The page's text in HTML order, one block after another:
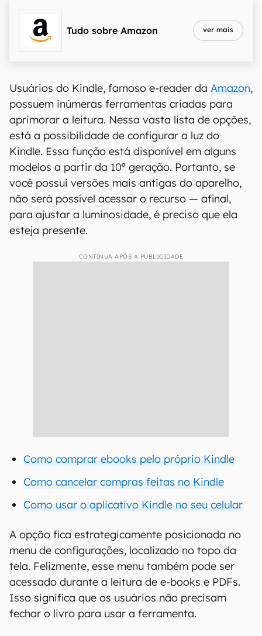
Tudo sobre Amazon ver mais
Usuários do Kindle, famoso e-reader da Amazon,
possuem inúmeras ferramentas criadas para
aprimorar a leitura. Nessa vasta lista de opções,
está a possibilidade de configurar a luz do
Kindle. Essa função está disponível em alguns
modelos a partir da 10ª geração. Portanto, se
você possui versões mais antigas do aparelho,
não será possível acessar o recurso — afinal,
para ajustar a luminosidade, é preciso que ela
esteja presente.
CONTINUA APÓS A PUBLICIDADE
Como comprar ebooks pelo próprio Kindle
Como cancelar compras feitas no Kindle
Como usar o aplicativo Kindle no seu celular
A opção fica estrategicamente posicionada no
menu de configurações, localizado no topo da
tela. Felizmente, esse menu também pode ser
acessado durante a leitura de e-books e PDFs.
Isso significa que os usuários não precisam
fechar o livro para usar a ferramenta.